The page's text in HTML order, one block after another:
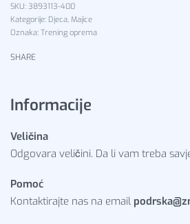
3893113-400
Kategorije: Djeca, Majice
Oznaka: Trening oprema
SHARE
Informacije
Veličina
Odgovara veličini. Da li vam treba
Pomoć
Kontaktirajte nas na email